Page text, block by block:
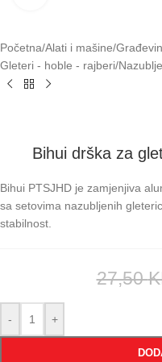
Početna/Alati i mašine/
Gleteri - hoble - rajberi/
Bihui drška za
Bihui PTSJHD je zamjenjiva
sa setovima nazubljenih
stabilnost.
27,50
- +